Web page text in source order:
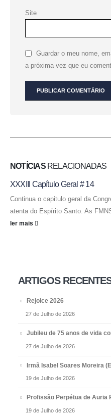
Site
Guardar o meu nome,
a próxima vez que eu
NOTÍCIASRELACIONADAS
XXXIII Capítulo Geral # 14
Continua o capitulo geral da
atenta do Espírito Santo. As
ler mais
ARTIGOS
Rejoice 2026
27 de Julho de 2026
Jubileu de 75 anos de vida
27 de Julho de 2026
Irmã Isabel Soares Moreira
19 de Julho de 2026
Profissão Perpétua de Auria
19 de Julho de 2026